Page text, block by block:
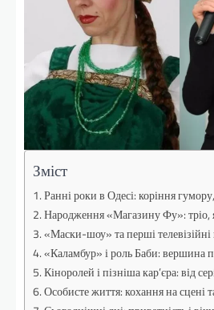
Зміст
Ранні роки в Одесі: коріння
Народження «Магазину Фу»: тріо,
«Маски-шоу» та перші
«Каламбур» і роль Баби: вершина
Кіноролей і пізніша кар’єра: від
Особисте життя: кохання на сцені